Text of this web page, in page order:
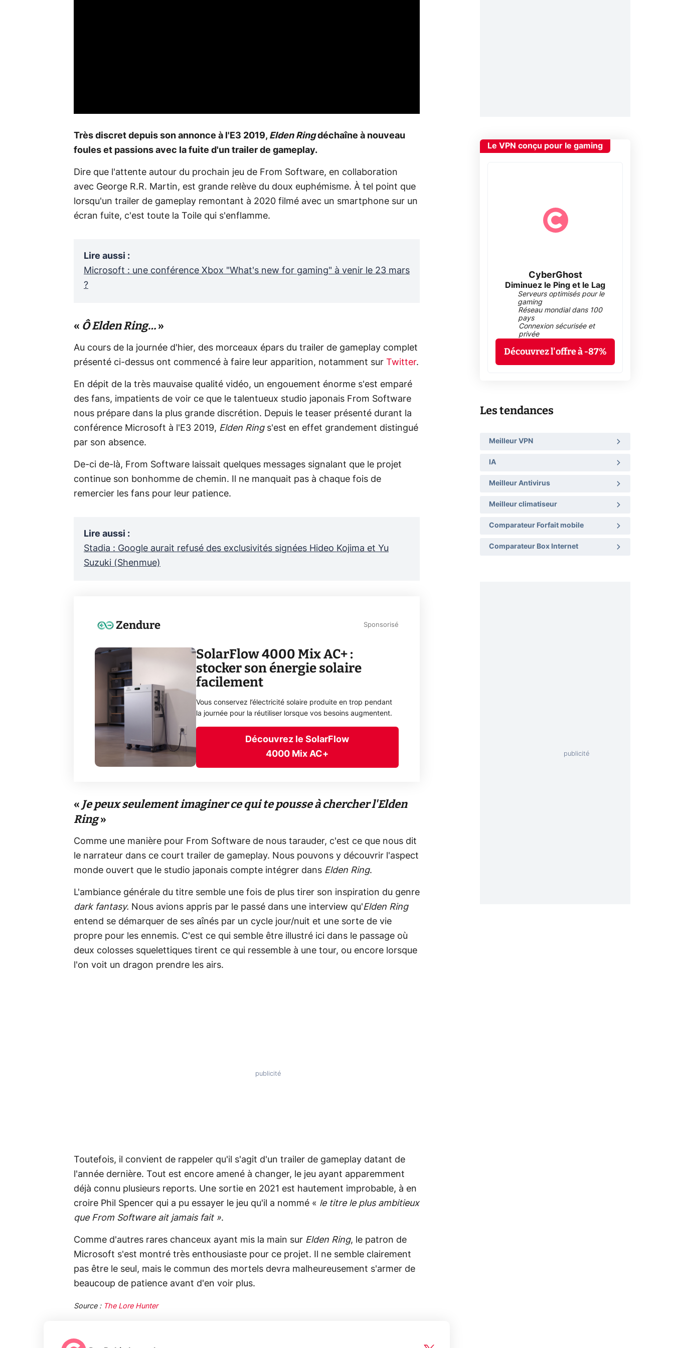
Très discret depuis son annonce à l'E3 2019, Elden Ringdéchaîne à nouveau
foules et passions avec la fuite d'un trailer de gameplay.
Dire que l'attente autour du prochain jeu de From Software, en collaboration
avec George R.R. Martin, est grande relève du doux euphémisme. À tel point que
lorsqu'un trailer de gameplay remontant à 2020 filmé avec un smartphone sur un
écran fuite, c'est toute la Toile qui s'enflamme.
Lire aussi :
Microsoft : une conférence Xbox "What's new for gaming" à venir le 23 mars
?
« Ô Elden Ring…»
Au cours de la journée d'hier, des morceaux épars du trailer de gameplay complet
présenté ci-dessus ont commencé à faire leur apparition, notamment sur Twitter.
En dépit de la très mauvaise qualité vidéo, un engouement énorme s'est emparé
des fans, impatients de voir ce que le talentueux studio japonais From Software
nous prépare dans la plus grande discrétion. Depuis le teaser présenté durant la
conférence Microsoft à l'E3 2019, Elden Rings'est en effet grandement distingué
par son absence.
De-ci de-là, From Software laissait quelques messages signalant que le projet
continue son bonhomme de chemin. Il ne manquait pas à chaque fois de
remercier les fans pour leur patience.
Lire aussi :
Stadia : Google aurait refusé des exclusivités signées Hideo Kojima et Yu
Suzuki (Shenmue)
Zendure Sponsorisé
SolarFlow 4000 Mix AC+ :
stocker son énergie solaire
facilement
Vous conservez l’électricité solaire produite en trop pendant
la journée pour la réutiliser lorsque vos besoins augmentent.
Découvrez le SolarFlow
4000 Mix AC+
« Je peux seulement imaginer ce qui te pousse à chercher l'Elden
Ring»
Comme une manière pour From Software de nous tarauder, c'est ce que nous dit
le narrateur dans ce court trailer de gameplay. Nous pouvons y découvrir l'aspect
monde ouvert que le studio japonais compte intégrer dans Elden Ring.
L'ambiance générale du titre semble une fois de plus tirer son inspiration du genre
dark fantasy. Nous avions appris par le passé dans une interview qu'Elden Ring
entend se démarquer de ses aînés par un cycle jour/nuit et une sorte de vie
propre pour les ennemis. C'est ce qui semble être illustré ici dans le passage où
deux colosses squelettiques tirent ce qui ressemble à une tour, ou encore lorsque
l'on voit un dragon prendre les airs.
Toutefois, il convient de rappeler qu'il s'agit d'un trailer de gameplay datant de
l'année dernière. Tout est encore amené à changer, le jeu ayant apparemment
déjà connu plusieurs reports. Une sortie en 2021 est hautement improbable, à en
croire Phil Spencer qui a pu essayer le jeu qu'il a nommé « le titre le plus ambitieux
que From Software ait jamais fait ».
Comme d'autres rares chanceux ayant mis la main sur Elden Ring, le patron de
Microsoft s'est montré très enthousiaste pour ce projet. Il ne semble clairement
pas être le seul, mais le commun des mortels devra malheureusement s'armer de
beaucoup de patience avant d'en voir plus.
Source : The Lore Hunter
Le VPN conçu pour le gaming
CyberGhost
Diminuez le Ping et le Lag
Serveurs optimisés pour le
gaming
Réseau mondial dans 100
pays
Connexion sécurisée et
privée
Découvrez l'offre à -87%
Les tendances
Meilleur VPN
IA
Meilleur Antivirus
Meilleur climatiseur
Comparateur Forfait mobile
Comparateur Box Internet